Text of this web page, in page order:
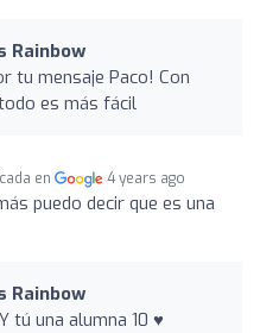
Rainbow
tu mensaje Paco! Con
es más fácil
en 4 years ago
puedo decir que es una
Rainbow
tú una alumna 10 ♥️